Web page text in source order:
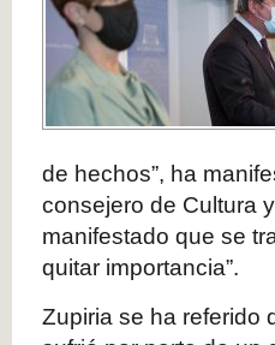
de hechos”, ha
consejero de Cultura
manifestado que se
quitar importancia”.
Zupiria se ha referido